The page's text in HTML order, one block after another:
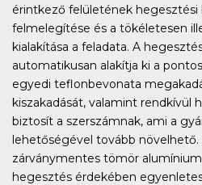
érintkező felületének
felmelegítése és a tökéletesen
kialakítása a feladata. A
automatikusan alakítja ki a
egyedi teflonbevonata
kiszakadását, valamint rendkívül
biztosít a szerszámnak, ami a
lehetőségével tovább növelhető.
zárványmentes tömör
hegesztés érdekében